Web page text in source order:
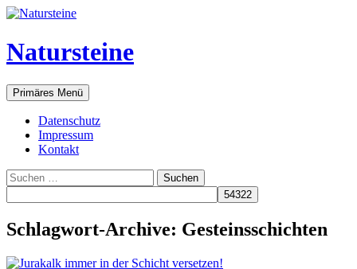
Natursteine
Suchen
Primäres Menü Zum
Inhalt
springen
Datenschutz
Impressum
Kontakt
Suchen
nach:
Schlagwort-Archive: Gesteinsschichten